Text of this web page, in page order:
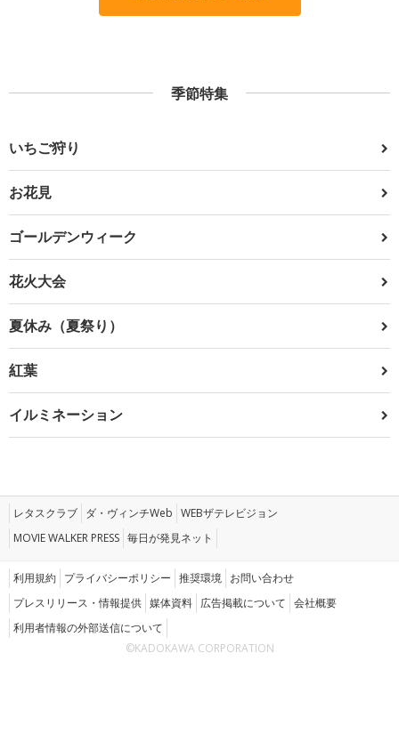
季節特集
いちご狩り
お花見
ゴールデンウィーク
花火大会
夏休み（夏祭り）
紅葉
イルミネーション
レタスクラブ ダ・ヴィンチWeb WEBザテレビジョン
MOVIE WALKER PRESS 毎日が発見ネット
利用規約 プライバシーポリシー 推奨環境 お問い合わせ
プレスリリース・情報提供 媒体資料 広告掲載について 会社概要
利用者情報の外部送信について
©KADOKAWA CORPORATION